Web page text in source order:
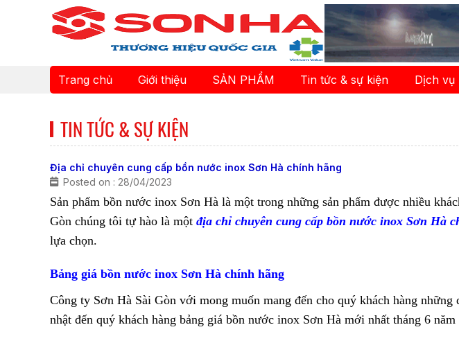
Trang chủ Giới thiệu SẢN PHẨM Tin tức & sự kiện Dịch vụ
TIN TỨC & SỰ KIỆN
Địa chỉ chuyên cung cấp bồn nước inox Sơn Hà chính hãng
Posted on : 28/04/2023
Sản phẩm bồn nước inox Sơn Hà là một trong những sản phẩm được nhiều
Gòn chúng tôi tự hào là một địa chỉ chuyên cung cấp bồn nước inox Sơn Hà
lựa chọn.
Bảng giá bồn nước inox Sơn Hà chính hãng
Công ty Sơn Hà Sài Gòn với mong muốn mang đến cho quý khách hàng
nhật đến quý khách hàng bảng giá bồn nước inox Sơn Hà mới nhất tháng 6